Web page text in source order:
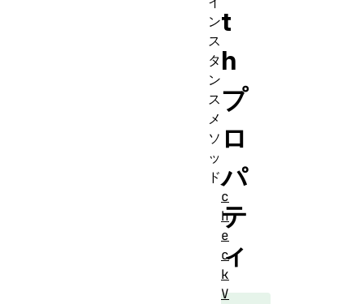
t
h
プ
ロ
パ
テ
ィ
ン
ス
タ
ン
ス
メ
ソ
ッ
ド
c
h
e
c
k
V